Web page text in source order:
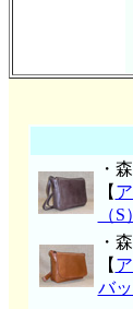
・
【
（S）
・
【
バ